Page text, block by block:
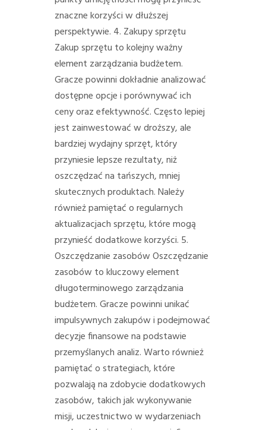
znaczne korzyści w dłuższej
perspektywie. 4. Zakupy sprzętu
Zakup sprzętu to kolejny ważny
element zarządzania budżetem.
Gracze powinni dokładnie analizować
dostępne opcje i porównywać ich
ceny oraz efektywność. Często lepiej
jest zainwestować w droższy, ale
bardziej wydajny sprzęt, który
przyniesie lepsze rezultaty, niż
oszczędzać na tańszych, mniej
skutecznych produktach. Należy
również pamiętać o regularnych
aktualizacjach sprzętu, które mogą
przynieść dodatkowe korzyści. 5.
Oszczędzanie zasobów Oszczędzanie
zasobów to kluczowy element
długoterminowego zarządzania
budżetem. Gracze powinni unikać
impulsywnych zakupów i podejmować
decyzje finansowe na podstawie
przemyślanych analiz. Warto również
pamiętać o strategiach, które
pozwalają na zdobycie dodatkowych
zasobów, takich jak wykonywanie
misji, uczestnictwo w wydarzeniach